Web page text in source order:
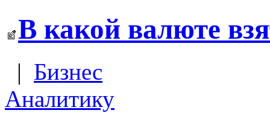
В какой валюте
| Бизнес
Аналитику